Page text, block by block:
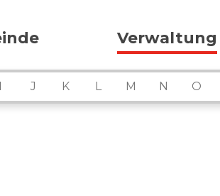
Verwaltung
I J K L M N O